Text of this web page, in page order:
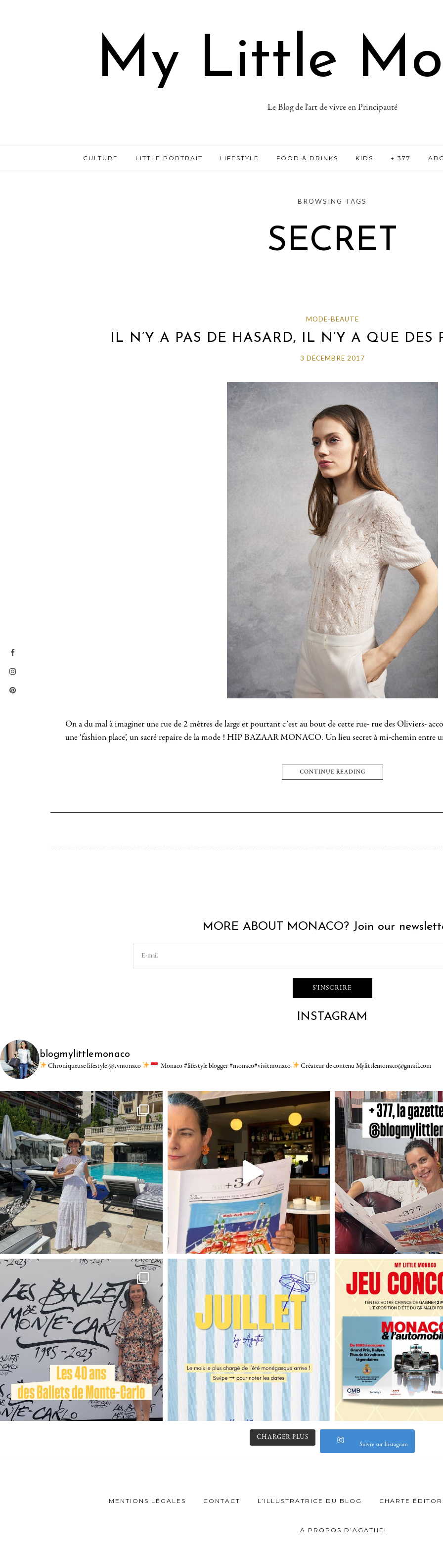
My Little
Le Blog de l'art de vivre en Principauté
CULTURE LITTLE PORTRAIT LIFESTYLE FOOD & DRINKS KIDS + 377
BROWSING TAGS
SECRET
MODE-BEAUTE
IL N’Y A PAS DE HASARD, IL N’Y A QUE DES
3 DÉCEMBRE 2017
On a du mal à imaginer une rue de 2 mètres de large et pourtant c’est au bout de cette rue- rue des Oliviers-
une ‘fashion place’, un sacré repaire de la mode ! HIP BAZAAR MONACO. Un lieu secret à mi-chemin
CONTINUE READING
MORE ABOUT MONACO? Join our
INSTAGRAM
blogmylittlemonaco
Chroniqueuse lifestyle @tvmonaco Monaco #lifestyle blogger #monaco#visitmonaco Créateur de contenu Mylittlemonaco@gmail.com
CHARGER PLUS
Suivre sur Instagram
MENTIONS LÉGALES CONTACT L’ILLUSTRATRICE DU BLOG CHARTE
A PROPOS D’AGATHE!